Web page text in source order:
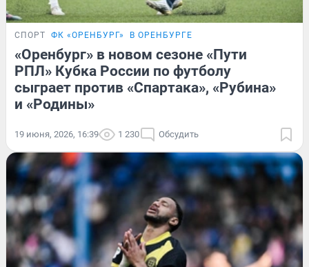
СПОРТ ФК «ОРЕНБУРГ» В ОРЕНБУРГЕ
«Оренбург» в новом сезоне «Пути
РПЛ» Кубка России по футболу
сыграет против «Спартака», «Рубина»
и «Родины»
19 июня, 2026, 16:39 1 230 Обсудить